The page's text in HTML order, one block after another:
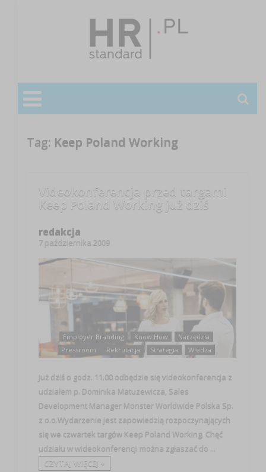
Tag: Keep Poland Working
Videokonferencja przed targami
Keep Poland Working już dziś
redakcja
7 października 2009
Employer Branding Know How
Narzędzia
Pressroom
Rekrutacja Strategia Wiedza
Już dziś o godz. 11.00 odbędzie się videokonferencja z
udziałem p. Dominika Matuzewicza, Sales
Development Manager Monster Worldwide Polska Sp.
z o.o.Wydarzenie jest zapowiedzią rozpoczynających
się we czwartek targów Keep Poland Working. Chęć
udziału w wideokonferencji można zgłaszać do ...
CZYTAJ WIĘCEJ +